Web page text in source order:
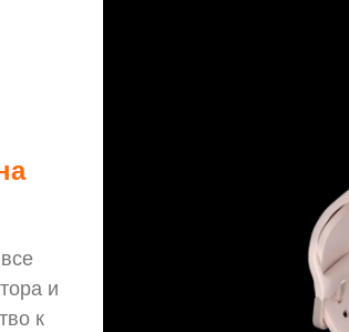
и
к